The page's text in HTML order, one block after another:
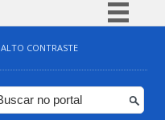
Simplifique!
Comunica BR
Participe
ALTO CONTRASTE